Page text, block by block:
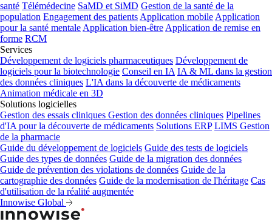
santé Télémédecine SaMD et SiMD Gestion de la santé de la
population Engagement des patients Application mobile Application
pour la santé mentale Application bien-être Application de remise en
forme RCM
Services
Développement de logiciels pharmaceutiques Développement de
logiciels pour la biotechnologie Conseil en IA IA & ML dans la gestion
des données cliniques L'IA dans la découverte de médicaments
Animation médicale en 3D
Solutions logicielles
Gestion des essais cliniques Gestion des données cliniques Pipelines
d'IA pour la découverte de médicaments Solutions ERP LIMS Gestion
de la pharmacie
Guide du développement de logiciels Guide des tests de logiciels
Guide des types de données Guide de la migration des données
Guide de prévention des violations de données Guide de la
cartographie des données Guide de la modernisation de l'héritage Cas
d'utilisation de la réalité augmentée
Innowise Global